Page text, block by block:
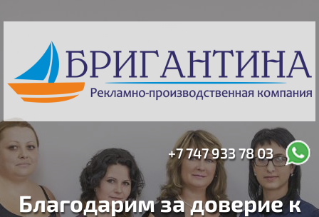
+7 747 933 78 03
Благодарим за доверие к